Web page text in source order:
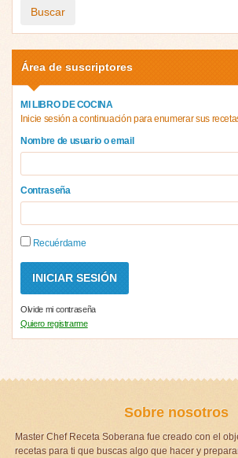
Buscar
Área de suscriptores
MI LIBRO DE COCINA
Inicie sesión a continuación para enumerar sus
Nombre de usuario o email
Contraseña
Recuérdame
Olvide mi contraseña
Quiero registrarme
Sobre nosotros
Master Chef Receta Soberana fue creado con el
recetas para ti que buscas algo que hacer y